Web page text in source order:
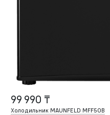
99 990 ₸
Холодильник MAUNFELD MFF50B